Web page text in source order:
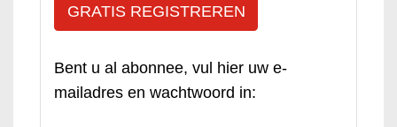
GRATIS REGISTREREN
Bent u al abonnee, vul hier uw e-
mailadres en wachtwoord in: